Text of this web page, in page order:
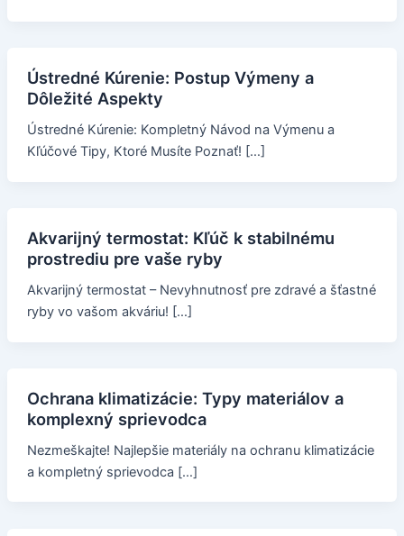
Ústredné Kúrenie: Postup Výmeny a
Dôležité Aspekty
Ústredné Kúrenie: Kompletný Návod na Výmenu a
Kľúčové Tipy, Ktoré Musíte Poznať! […]
Akvarijný termostat: Kľúč k stabilnému
prostrediu pre vaše ryby
Akvarijný termostat – Nevyhnutnosť pre zdravé a šťastné
ryby vo vašom akváriu! […]
Ochrana klimatizácie: Typy materiálov a
komplexný sprievodca
Nezmeškajte! Najlepšie materiály na ochranu klimatizácie
a kompletný sprievodca […]